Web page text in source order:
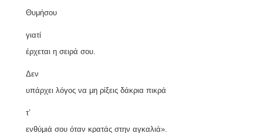
Θυμήσου
γιατί
έρχεται η σειρά σου.
Δεν
υπάρχει λόγος να μη ρίξεις δάκρια πικρά
τ’
ενθύμιά σου όταν κρατάς στην αγκαλιά»